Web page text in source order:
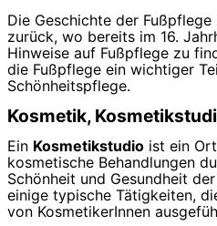
Die Geschichte der
zurück, wo bereits im 16.
Hinweise auf Fußpflege zu
die Fußpflege ein wichtiger
Schönheitspflege.
Kosmetik,
Ein Kosmetikstudio ist ein
kosmetische Behandlungen
Schönheit und Gesundheit
einige typische Tätigkeiten,
von KosmetikerInnen